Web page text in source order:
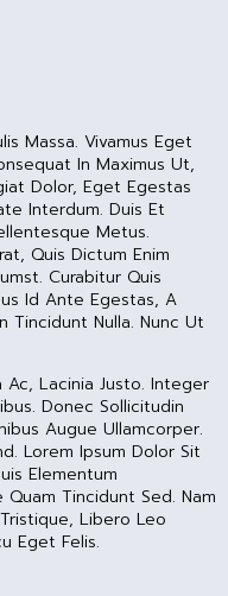
Massa. Vivamus Eget
In Maximus Ut,
Dolor, Eget Egestas
Interdum. Duis Et
Metus.
Quis Dictum Enim
Curabitur Quis
Id Ante Egestas, A
Tincidunt Nulla. Nunc Ut
Lacinia Justo. Integer
Donec Sollicitudin
Augue Ullamcorper.
Lorem Ipsum Dolor Sit
Elementum
Tincidunt Sed. Nam
Libero Leo
Eget Felis.